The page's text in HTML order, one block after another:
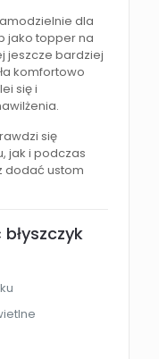
dla
jako topper na
jeszcze bardziej
komfortowo
się i
się
jak i podczas
dodać ustom